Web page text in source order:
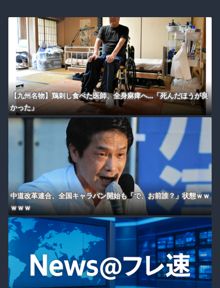
【九州名物】鶏刺し食べた医師、全身麻痺へ…「死んだほうが良
かった」
中道改革連合、全国キャラバン開始も「で、お前誰？」状態ｗｗ
ｗｗｗ